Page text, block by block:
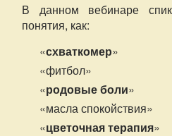
В данном вебинаре
понятия, как:
«схваткомер»
«фитбол»
«родовые боли»
«масла спокойствия»
«цветочная терапия»